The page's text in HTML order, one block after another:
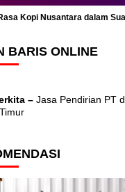
Kopi Nusantara dalam
BARIS ONLINE
– Jasa Pendirian PT